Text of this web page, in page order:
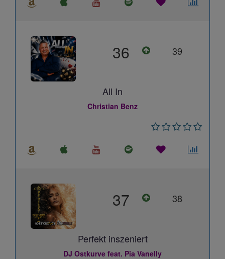
36 39
All In
Christian Benz
37 38
Perfekt inszeniert
DJ Ostkurve feat. Pia Vanelly